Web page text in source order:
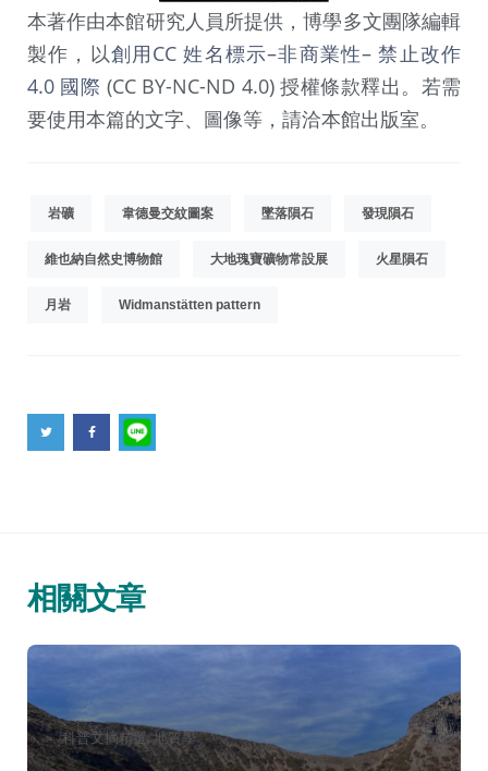
本著作由本館研究人員所提供，博學多文團隊編輯
製作，以創用CC 姓名標示–非商業性– 禁止改作
4.0 國際 (CC BY-NC-ND 4.0) 授權條款釋出。若需
要使用本篇的文字、圖像等，請洽本館出版室。
岩礦 韋德曼交紋圖案 墜落隕石 發現隕石
維也納自然史博物館 大地瑰寶礦物常設展 火星隕石
月岩 Widmanstätten pattern
相關文章
分
類：
科普文摘精選 地質學